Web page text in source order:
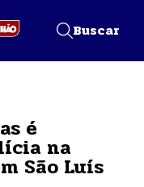
Buscar
é
na
São Luís